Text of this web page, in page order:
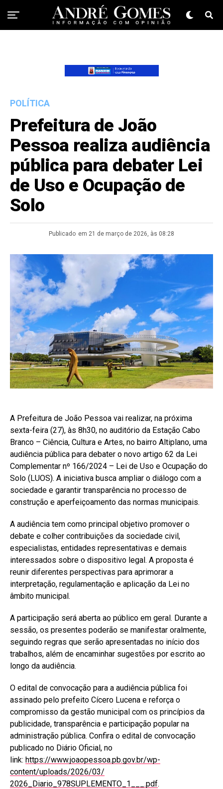
POLÍTICA
Prefeitura de João
Pessoa realiza audiência
pública para debater Lei
de Uso e Ocupação de
Solo
Publicado em 21 de março de 2026, às 08:28
A Prefeitura de João Pessoa vai realizar, na próxima
sexta-feira (27), às 8h30, no auditório da Estação Cabo
Branco – Ciência, Cultura e Artes, no bairro Altiplano, uma
audiência pública para debater o novo artigo 62 da Lei
Complementar nº 166/2024 – Lei de Uso e Ocupação do
Solo (LUOS). A iniciativa busca ampliar o diálogo com a
sociedade e garantir transparência no processo de
construção e aperfeiçoamento das normas municipais.
A audiência tem como principal objetivo promover o
debate e colher contribuições da sociedade civil,
especialistas, entidades representativas e demais
interessados sobre o dispositivo legal. A proposta é
reunir diferentes perspectivas para aprimorar a
interpretação, regulamentação e aplicação da Lei no
âmbito municipal.
A participação será aberta ao público em geral. Durante a
sessão, os presentes poderão se manifestar oralmente,
seguindo regras que serão apresentadas no início dos
trabalhos, além de encaminhar sugestões por escrito ao
longo da audiência.
O edital de convocação para a audiência pública foi
assinado pelo prefeito Cícero Lucena e reforça o
compromisso da gestão municipal com os princípios da
publicidade, transparência e participação popular na
administração pública. Confira o edital de convocação
publicado no Diário Oficial, no
link: https://www.joaopessoa.pb.gov.br/wp-
content/uploads/2026/03/
2026_Diario_978SUPLEMENTO_1___ .pdf.